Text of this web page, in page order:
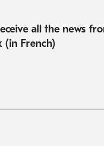
all the news
(in French)